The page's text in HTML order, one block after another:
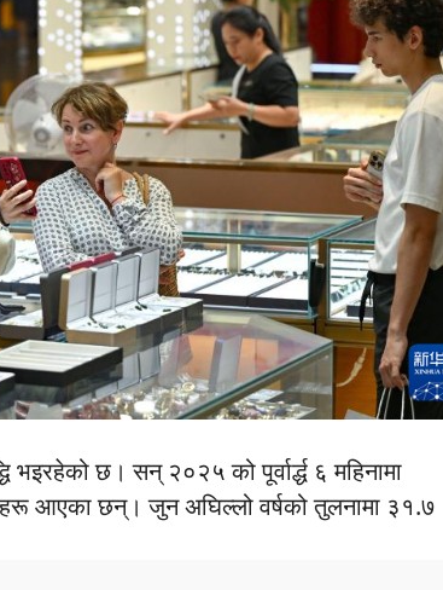
भइरहेको छ। सन् २०२५ को पूर्वार्द्ध ६ महिनामा
आएका छन्। जुन अघिल्लो वर्षको तुलनामा ३१.७